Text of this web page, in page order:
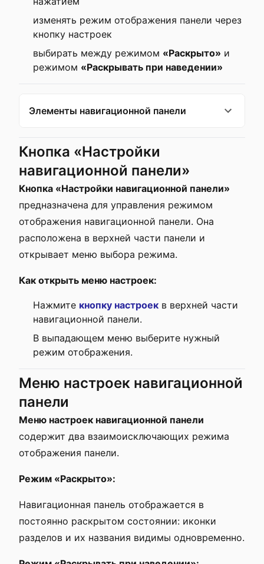
изменять режим отображения панели через
кнопку настроек
выбирать между режимом «Раскрыто» и
режимом «Раскрывать при наведении»
Элементы навигационной панели
Кнопка «Настройки
навигационной панели»
Кнопка «Настройки навигационной панели»
предназначена для управления режимом
отображения навигационной панели. Она
расположена в верхней части панели и
открывает меню выбора режима.
Как открыть меню настроек:
Нажмите кнопку настроек в верхней части
навигационной панели.
В выпадающем меню выберите нужный
режим отображения.
Меню настроек навигационной
панели
Меню настроек навигационной панели
содержит два взаимоисключающих режима
отображения панели.
Режим «Раскрыто»:
Навигационная панель отображается в
постоянно раскрытом состоянии: иконки
разделов и их названия видимы одновременно.